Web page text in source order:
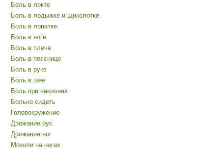
Боль в локте
Боль в лодыжке и щиколотке
Боль в лопатке
Боль в ноге
Боль в плече
Боль в пояснице
Боль в руке
Боль в шее
Боль при наклонах
Больно сидеть
Головокружение
Дрожание рук
Дрожание ног
Мозоли на ногах